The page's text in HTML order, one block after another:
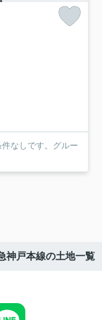
なしです。グルー
神戸本線の土地一覧